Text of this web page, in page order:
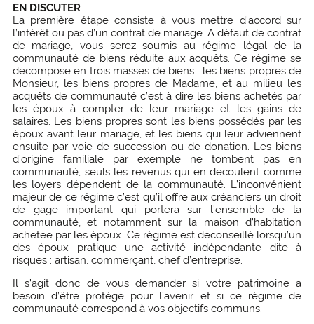
EN DISCUTER
La première étape consiste à vous mettre d’accord sur
l’intérêt ou pas d’un contrat de mariage. A défaut de contrat
de mariage, vous serez soumis au régime légal de la
communauté de biens réduite aux acquêts. Ce régime se
décompose en trois masses de biens : les biens propres de
Monsieur, les biens propres de Madame, et au milieu les
acquêts de communauté c’est à dire les biens achetés par
les époux à compter de leur mariage et les gains de
salaires. Les biens propres sont les biens possédés par les
époux avant leur mariage, et les biens qui leur adviennent
ensuite par voie de succession ou de donation. Les biens
d’origine familiale par exemple ne tombent pas en
communauté, seuls les revenus qui en découlent comme
les loyers dépendent de la communauté. L’inconvénient
majeur de ce régime c’est qu’il offre aux créanciers un droit
de gage important qui portera sur l’ensemble de la
communauté, et notamment sur la maison d’habitation
achetée par les époux. Ce régime est déconseillé lorsqu’un
des époux pratique une activité indépendante dite à
risques : artisan, commerçant, chef d’entreprise.
Il s’agit donc de vous demander si votre patrimoine a
besoin d’être protégé pour l’avenir et si ce régime de
communauté correspond à vos objectifs communs.